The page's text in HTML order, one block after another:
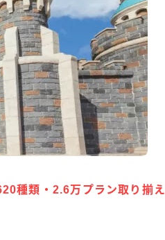
種類・2.6万プラン取り揃え